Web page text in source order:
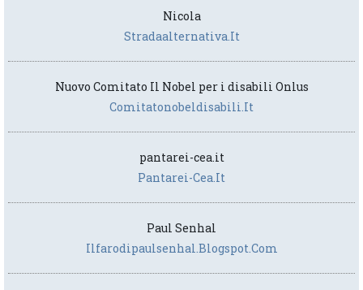
Nicola
Stradaalternativa.it
Nuovo Comitato Il Nobel per i disabili Onlus
Comitatonobeldisabili.it
pantarei-cea.it
Pantarei-Cea.it
Paul Senhal
Ilfarodipaulsenhal.blogspot.com